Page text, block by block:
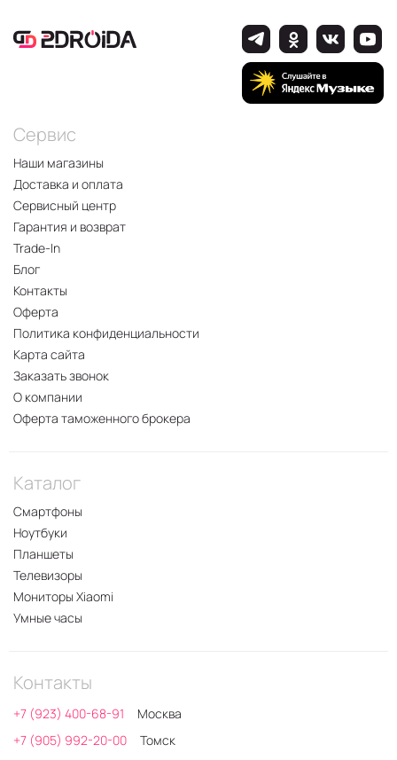
Сервис
Наши магазины
Доставка и оплата
Сервисный центр
Гарантия и возврат
Trade-In
Блог
Контакты
Оферта
Политика конфиденциальности
Карта сайта
Заказать звонок
О компании
Оферта таможенного брокера
Каталог
Смартфоны
Ноутбуки
Планшеты
Телевизоры
Мониторы Xiaomi
Умные часы
Контакты
+7 (923) 400-68-91
Москва
+7 (905) 992-20-00
Томск